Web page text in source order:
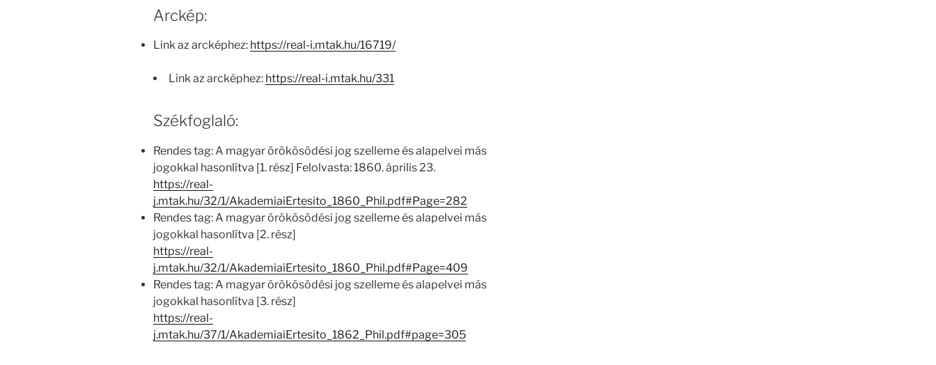
Arckép:
Link az arcképhez: https://real-i.mtak.hu/16719/
Link az arcképhez: https://real-i.mtak.hu/331
Székfoglaló:
Rendes tag: A magyar örökösödési jog szelleme és alapelvei más
jogokkal hasonlítva [1. rész] Felolvasta: 1860. április 23.
https://real-
j.mtak.hu/32/1/AkademiaiErtesito_1860_Phil.pdf#Page=282
Rendes tag: A magyar örökösödési jog szelleme és alapelvei más
jogokkal hasonlítva [2. rész]
https://real-
j.mtak.hu/32/1/AkademiaiErtesito_1860_Phil.pdf#Page=409
Rendes tag: A magyar örökösödési jog szelleme és alapelvei más
jogokkal hasonlítva [3. rész]
https://real-
j.mtak.hu/37/1/AkademiaiErtesito_1862_Phil.pdf#page=305